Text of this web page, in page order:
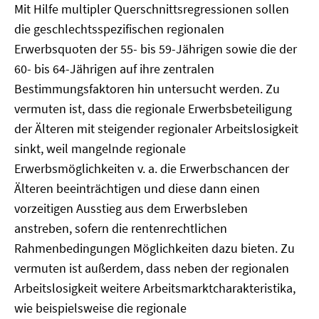
Mit Hilfe multipler Querschnittsregressionen sollen
die geschlechtsspezifischen regionalen
Erwerbsquoten der 55- bis 59-Jährigen sowie die der
60- bis 64-Jährigen auf ihre zentralen
Bestimmungsfaktoren hin untersucht werden. Zu
vermuten ist, dass die regionale Erwerbsbeteiligung
der Älteren mit steigender regionaler Arbeitslosigkeit
sinkt, weil mangelnde regionale
Erwerbsmöglichkeiten v. a. die Erwerbschancen der
Älteren beeinträchtigen und diese dann einen
vorzeitigen Ausstieg aus dem Erwerbsleben
anstreben, sofern die rentenrechtlichen
Rahmenbedingungen Möglichkeiten dazu bieten. Zu
vermuten ist außerdem, dass neben der regionalen
Arbeitslosigkeit weitere Arbeitsmarktcharakteristika,
wie beispielsweise die regionale